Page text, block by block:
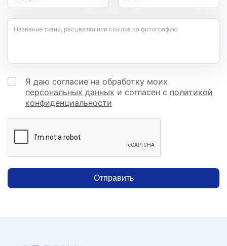
Название ткани, расцветка или ссылка на фотографию
Я даю согласие на обработку моих
персональных данных и согласен с политикой
конфиденциальности
Отправить